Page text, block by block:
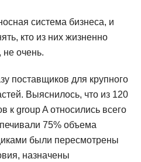
система бизнеса, и
кто из них жизненно
не очень.
поставщиков для крупного
Выяснилось, что из 120
к group A относились всего
75% объема
были пересмотрены
назначены